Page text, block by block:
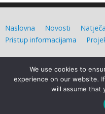
Naslovna Novosti
Pristup informacijama
pridržana.
Grad Ilok| Powered
We use cookies to
experience on our website.
will assume that